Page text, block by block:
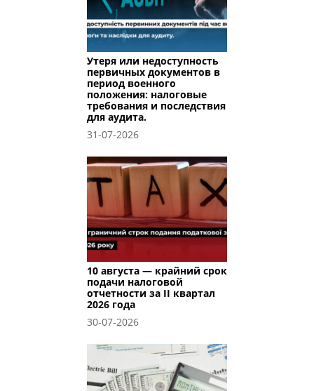
Утеря или недоступность
первичных документов в
период военного
положения: налоговые
требования и последствия
для аудита.
31-07-2026
10 августа — крайний срок
подачи налоговой
отчетности за II квартал
2026 года
30-07-2026